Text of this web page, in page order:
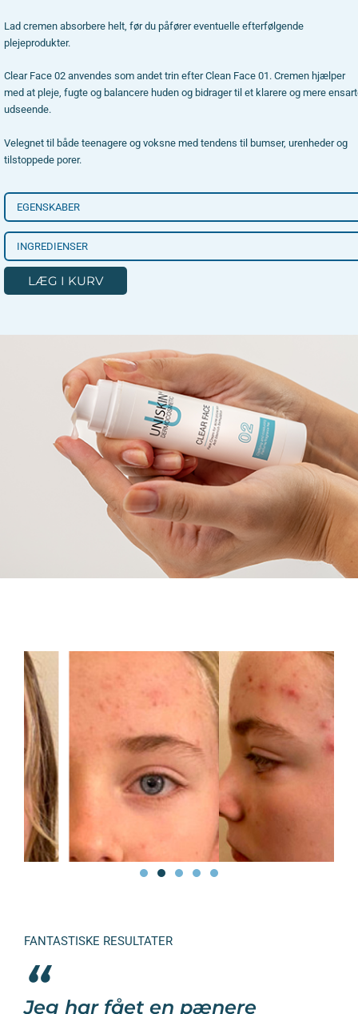
Lad cremen absorbere helt, før du påfører eventuelle efterfølgende
plejeprodukter.
Clear Face 02 anvendes som andet trin efter Clean Face 01. Cremen hjælper
med at pleje, fugte og balancere huden og bidrager til et klarere og mere
udseende.
Velegnet til både teenagere og voksne med tendens til bumser, urenheder og
tilstoppede porer.
EGENSKABER
INGREDIENSER
LÆG I KURV
FANTASTISKE RESULTATER
“
Jeg har fået en pænere